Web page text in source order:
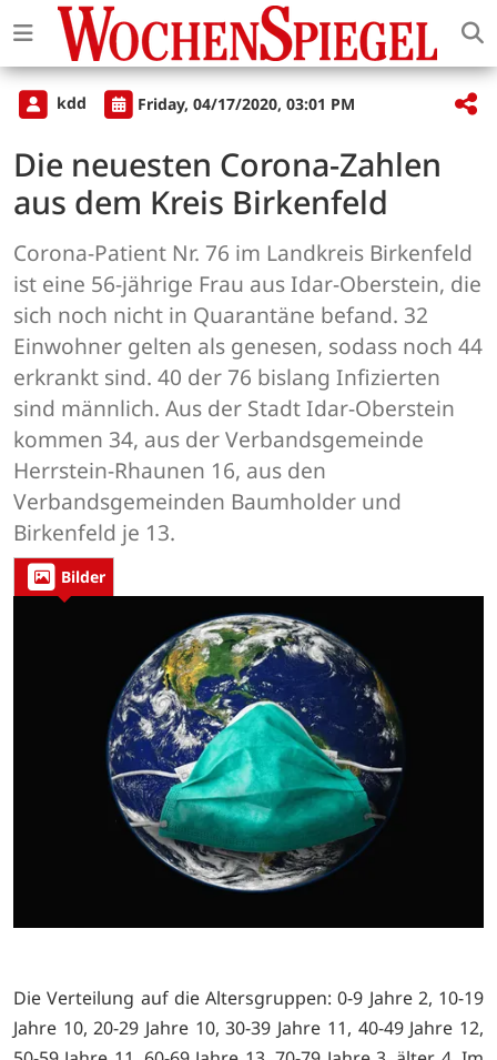
kdd Friday, 04/17/2020, 03:01 PM
Die neuesten Corona-Zahlen
aus dem Kreis Birkenfeld
Corona-Patient Nr. 76 im Landkreis Birkenfeld
ist eine 56-jährige Frau aus Idar-Oberstein, die
sich noch nicht in Quarantäne befand. 32
Einwohner gelten als genesen, sodass noch 44
erkrankt sind. 40 der 76 bislang Infizierten
sind männlich. Aus der Stadt Idar-Oberstein
kommen 34, aus der Verbandsgemeinde
Herrstein-Rhaunen 16, aus den
Verbandsgemeinden Baumholder und
Birkenfeld je 13.
Bilder
Die Verteilung auf die Altersgruppen: 0-9 Jahre 2, 10-19
Jahre 10, 20-29 Jahre 10, 30-39 Jahre 11, 40-49 Jahre 12,